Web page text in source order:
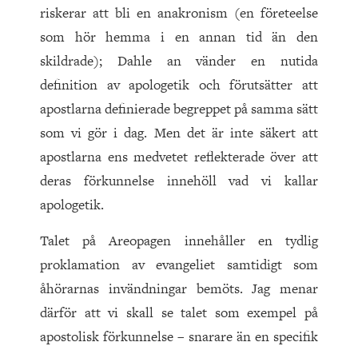
riskerar att bli en anakronism (en företeelse
som hör hemma i en annan tid än den
skildrade); Dahle an vänder en nutida
definition av apologetik och förutsätter att
apostlarna definierade begreppet på samma sätt
som vi gör i dag. Men det är inte säkert att
apostlarna ens medvetet reflekterade över att
deras förkunnelse innehöll vad vi kallar
apologetik.
Talet på Areopagen innehåller en tydlig
proklamation av evangeliet samtidigt som
åhörarnas invändningar bemöts. Jag menar
därför att vi skall se talet som exempel på
apostolisk förkunnelse – snarare än en specifik